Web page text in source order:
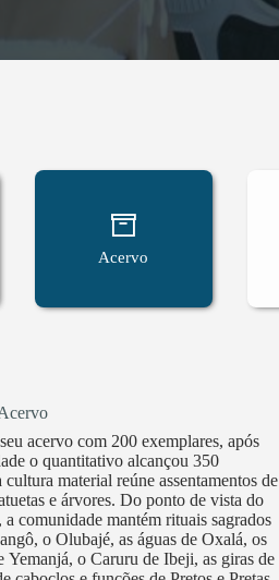
Acervo
acervo com 200 exemplares, após
o quantitativo alcançou 350
material reúne assentamentos de
e árvores. Do ponto de vista do
comunidade mantém rituais sagrados
o Olubajé, as águas de Oxalá, os
Yemanjá, o Caruru de Ibeji, as giras de